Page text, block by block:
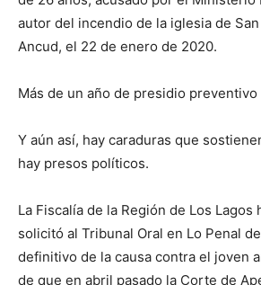
autor del incendio de la iglesia de
Ancud, el 22 de enero de 2020.
Más de un año de presidio
Y aún así, hay caraduras que
hay presos políticos.
La Fiscalía de la Región de Los Lagos
solicitó al Tribunal Oral en Lo Penal
definitivo de la causa contra el joven
de que en abril pasado la Corte de